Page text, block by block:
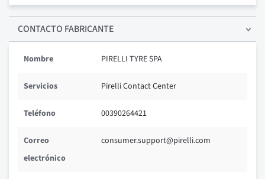
CONTACTO FABRICANTE
Nombre PIRELLI TYRE SPA
Servicios Pirelli Contact Center
Teléfono 00390264421
Correo
electrónico
consumer.support@pirelli.com